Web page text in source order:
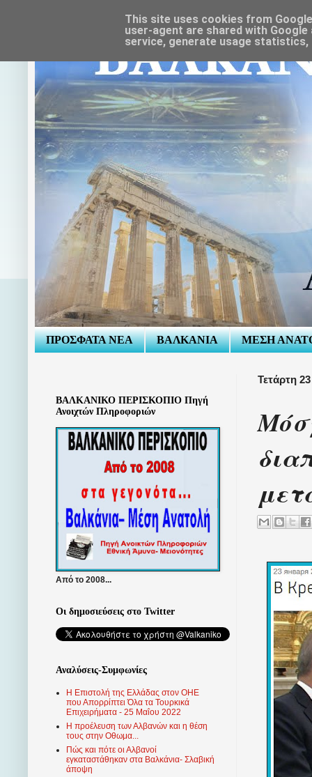
ΠΡΟΣΦΑΤΑ ΝΕΑ ΒΑΛΚΑΝΙΑ ΜΕΣΗ
Τετάρτη
ΒΑΛΚΑΝΙΚΟ ΠΕΡΙΣΚΟΠΙΟ Πηγή
Ανοιχτών Πληροφοριών
Από το 2008...
Οι δημοσιεύσεις στο Twitter
Αναλύσεις-Συμφωνίες
Η Επιστολή της Ελλάδας στον ΟΗΕ
που Απορρίπτει Όλα τα Τουρκικά
Επιχειρήματα - 25 Μαΐου 2022
Η προέλευση των Αλβανών και η θέση
τους στην Οθωμα...
Πώς και πότε οι Αλβανοί
εγκαταστάθηκαν στα Βαλκάνια- Σλαβική
άποψη
This site uses cookies from
user-agent are shared with
service, generate usage statistics,